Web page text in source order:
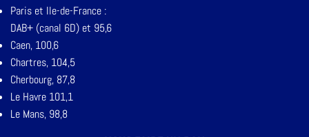
Paris et Ile-de-France :
DAB+ (canal 6D) et 95,6
Caen, 100,6
Chartres, 104,5
Cherbourg, 87,8
Le Havre 101,1
Le Mans, 98,8